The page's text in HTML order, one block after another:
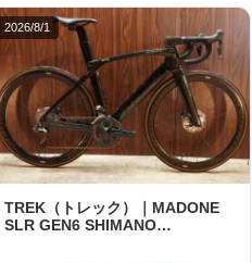
2026/8/1
TREK（トレック）｜MADONE
SLR GEN6 SHIMANO